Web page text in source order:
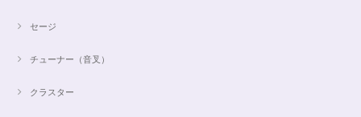
セージ
チューナー（音叉）
クラスター